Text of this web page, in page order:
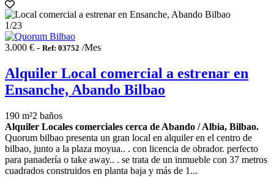
1/23
3.000 € - Ref: 03752 /Mes
Alquiler Local comercial a estrenar en
Ensanche, Abando Bilbao
190 m²2 baños
Alquiler Locales comerciales cerca de Abando / Albia, Bilbao.
Quorum bilbao presenta un gran local en alquiler en el centro de
bilbao, junto a la plaza moyua.. . con licencia de obrador. perfecto
para panadería o take away.. . se trata de un inmueble con 37 metros
cuadrados construidos en planta baja y más de 1...